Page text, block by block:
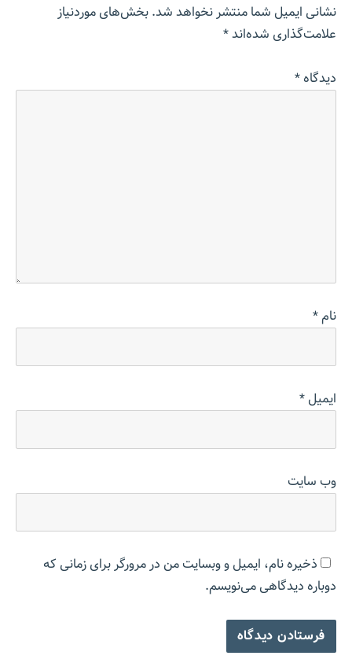
نشانی ایمیل شما منتشر نخواهد شد.بخش‌های موردنیاز
علامت‌گذاری شده‌اند*
دیدگاه*
نام*
ایمیل*
وب‌ سایت
ذخیره نام، ایمیل و وبسایت من در مرورگر برای زمانی که
دوباره دیدگاهی می‌نویسم.